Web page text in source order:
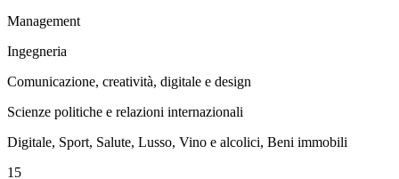
Management
Ingegneria
Comunicazione, creatività, digitale e design
Scienze politiche e relazioni internazionali
Digitale, Sport, Salute, Lusso, Vino e alcolici, Beni immobili
15